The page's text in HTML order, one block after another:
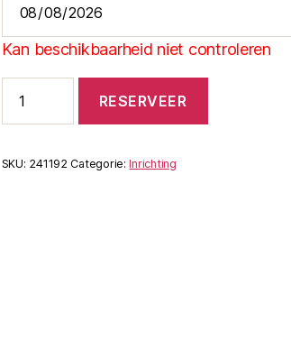
Kan beschikbaarheid niet controleren
set
aantal
RESERVEER
SKU: 241192 Categorie:Inrichting